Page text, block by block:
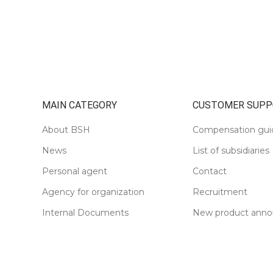
MAIN CATEGORY
About BSH
News
Personal agent
Agency for organization
Internal Documents
CUSTOMER
Compensation
List of subsidiaries
Contact
Recruitment
New product